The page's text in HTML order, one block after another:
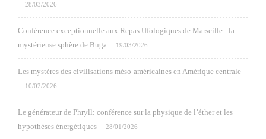
28/03/2026
Conférence exceptionnelle aux Repas Ufologiques de Marseille : la
mystérieuse sphère de Buga
19/03/2026
Les mystères des civilisations méso-américaines en Amérique centrale
10/02/2026
Le générateur de Phryll: conférence sur la physique de l’éther et les
hypothèses énergétiques
28/01/2026